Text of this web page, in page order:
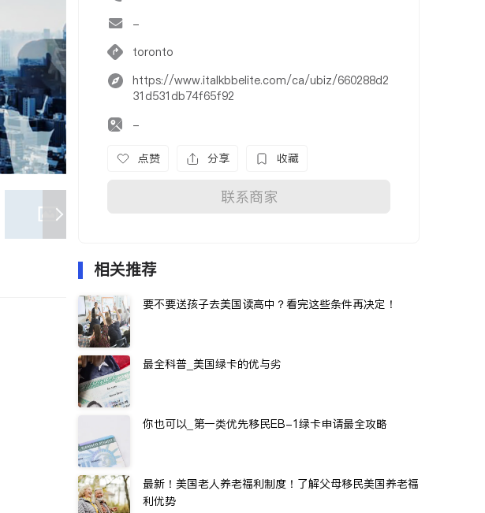
-
toronto
https://www.italkbbelite.com/ca/ubiz/660288d2
31d531db74f65f92
-
点赞 分享 收藏
联系商家
相关推荐
要不要送孩子去美国读高中？看完这些条件再决定！
最全科普_美国绿卡的优与劣
你也可以_第一类优先移民EB-1绿卡申请最全攻略
最新！美国老人养老福利制度！了解父母移民美国养老福
利优势